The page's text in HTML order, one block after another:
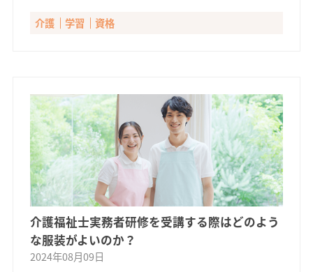
介護 学習 資格
介護福祉士実務者研修を受講する際はどのよう
な服装がよいのか？
2024年08月09日